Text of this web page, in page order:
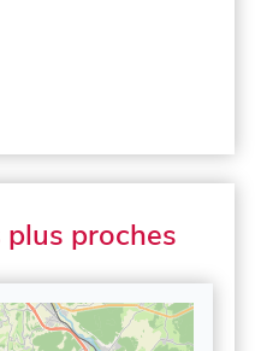
proches